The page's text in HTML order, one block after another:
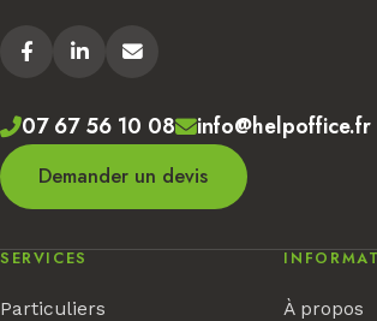
07 67 56 10 08 info@helpoffice.fr
Demander un devis
SERVICES
Particuliers À propos